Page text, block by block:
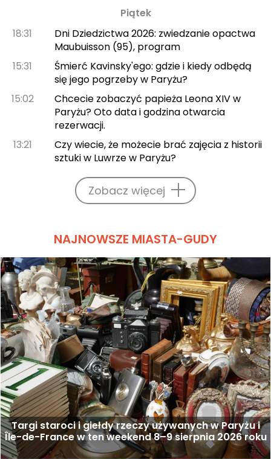
Piątek
18:31
Dni Dziedzictwa 2026: zwiedzanie opactwa
Maubuisson (95), program
15:31
Śmierć Kavinsky'ego: gdzie i kiedy odbędą
się jego pogrzeby w Paryżu?
15:02
Chcecie zobaczyć papieża Leona XIV w
Paryżu? Oto data i godzina otwarcia
rezerwacji.
13:21
Czy wiecie, że możecie brać zajęcia z historii
sztuki w Luwrze w Paryżu?
Zobacz więcej
NAJNOWSZE MIASTA-GUDY
Targi staroci i giełdy rzeczy używanych w Paryżu i
Île-de-France w ten weekend 8–9 sierpnia 2026 roku